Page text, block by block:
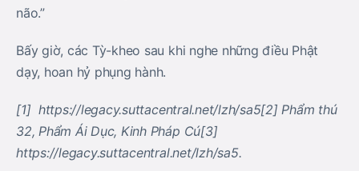
não.”
Bấy giờ, các Tỳ-kheo sau khi nghe những điều Phật
dạy, hoan hỷ phụng hành.
[1] https://legacy.suttacentral.net/lzh/sa5[2] Phẩm thú
32, Phẩm Ái Dục, Kinh Pháp Cú[3]
https://legacy.suttacentral.net/lzh/sa5.